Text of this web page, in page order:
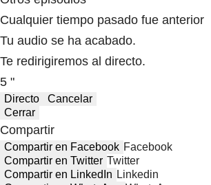
Cualquier tiempo pasado fue anterior
Tu audio se ha acabado.
Te redirigiremos al directo.
5 "
Directo
Cancelar
Cerrar
Compartir
Compartir en Facebook Facebook
Compartir en Twitter Twitter
Compartir en LinkedIn Linkedin